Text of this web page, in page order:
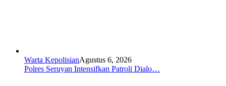
Warta KepolisianAgustus 6, 2026
Polres Seruyan Intensifkan Patroli Dialo…